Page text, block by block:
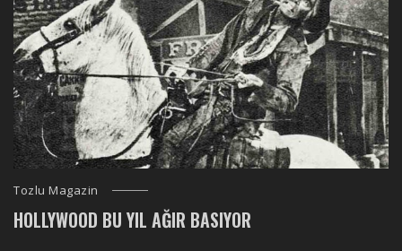
Tozlu Magazin
HOLLYWOOD BU YIL AĞIR BASIYOR